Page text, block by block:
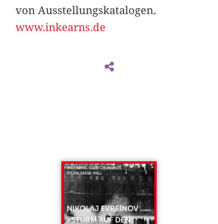
von Ausstellungskatalogen.
www.inkearns.de